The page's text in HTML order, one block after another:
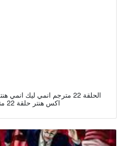
اكس هنتر حلقة 22 مترجم توفي